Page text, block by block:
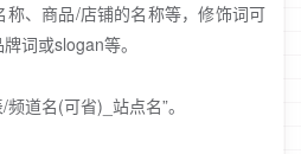
、商品/店铺的名称等，修饰词可
词或slogan等。
道名(可省)_站点名”。